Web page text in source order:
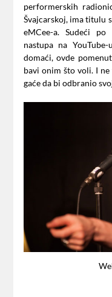
performerskih
Švajcarskoj, ima titulu
eMCee-a. Sudeći po
nastupa na
domaći, ovde
bavi onim što voli. I
gaće da bi odbranio